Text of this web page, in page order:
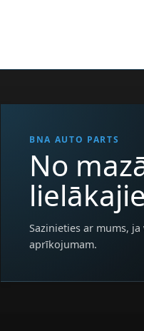
BNA AUTO PARTS
No
Sazinieties ar mums,
aprīkojumam.